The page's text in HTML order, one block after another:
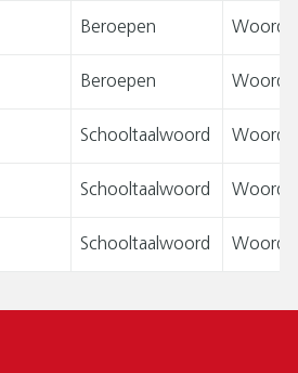
Beroepen
Beroepen
Schooltaalwoord
Schooltaalwoord
Schooltaalwoord